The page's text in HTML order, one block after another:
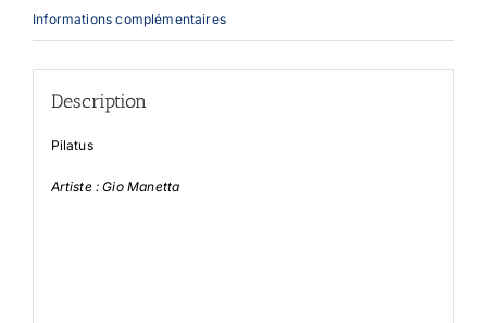
Informations complémentaires
Description
Pilatus
Artiste : Gio Manetta